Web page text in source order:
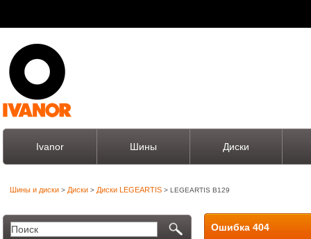
Ivanor Шины Диски
Шины и диски > Диски > Диски LEGEARTIS > LEGEARTIS B129
Ошибка 404